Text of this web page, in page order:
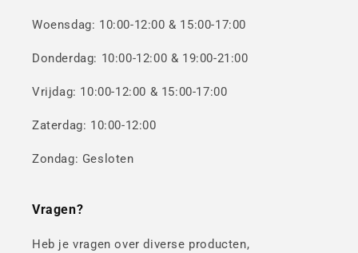
Woensdag: 10:00-12:00 & 15:00-17:00
Donderdag: 10:00-12:00 & 19:00-21:00
Vrijdag: 10:00-12:00 & 15:00-17:00
Zaterdag: 10:00-12:00
Zondag: Gesloten
Vragen?
Heb je vragen over diverse producten,